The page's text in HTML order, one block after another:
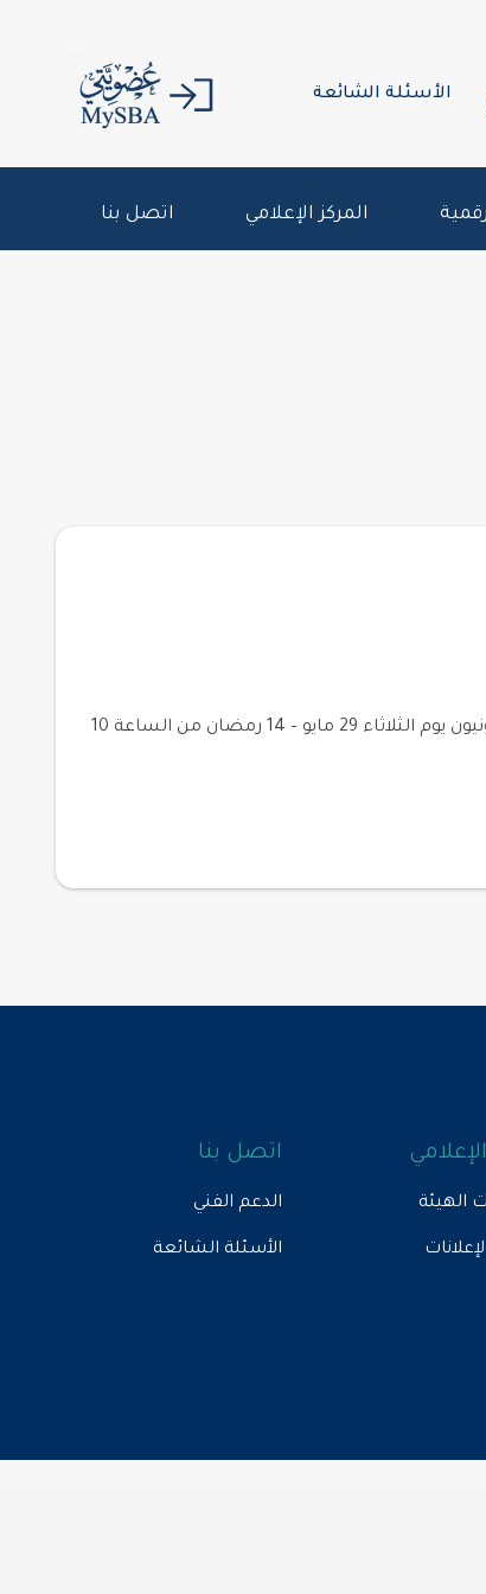
الأسئلة الشائعة
المركز الإعلامي اتصل بنا
تدعوكم الهيئة السعودية للمحامين لملتقى المحاميات الرمضاني يعقد برعاية مكتب مرام بنت ناصر الحركان محامون مستشارون قانونيون يوم الثلاثاء 29 مايو – 14 رمضان من الساعة 10
الهيئة
اتصل بنا
الدعم الفني
الأسئلة الشائعة